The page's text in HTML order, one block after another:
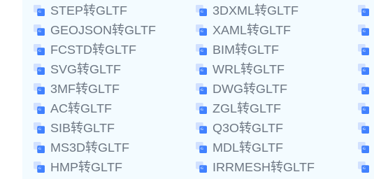
STEP转GLTF
3DXML转GLTF
GEOJSON转GLTF
XAML转GLTF
FCSTD转GLTF
BIM转GLTF
SVG转GLTF
WRL转GLTF
3MF转GLTF
DWG转GLTF
AC转GLTF
ZGL转GLTF
SIB转GLTF
Q3O转GLTF
MS3D转GLTF
MDL转GLTF
HMP转GLTF
IRRMESH转GLTF